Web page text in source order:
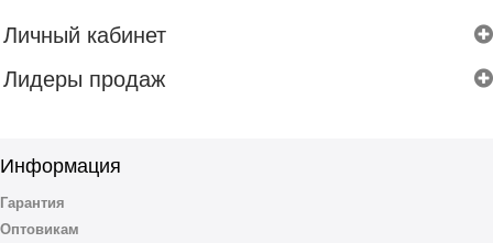
Личный кабинет
Лидеры продаж
Информация
Гарантия
Оптовикам